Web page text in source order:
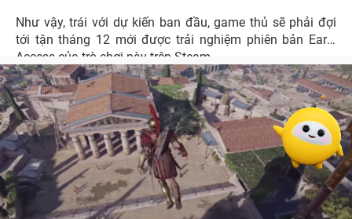
Như vậy, trái với dự kiến ban đầu, game thủ sẽ phải đợi
tới tận tháng 12 mới được trải nghiệm phiên bản Early
Access của trò chơi này trên Steam.